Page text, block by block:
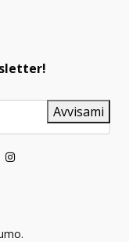
Avvisami